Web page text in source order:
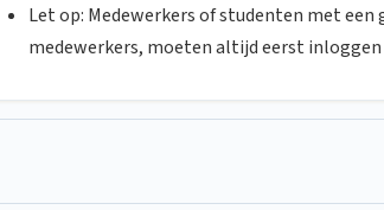
Let op: Medewerkers of studenten met een
medewerkers, moeten altijd eerst inloggen